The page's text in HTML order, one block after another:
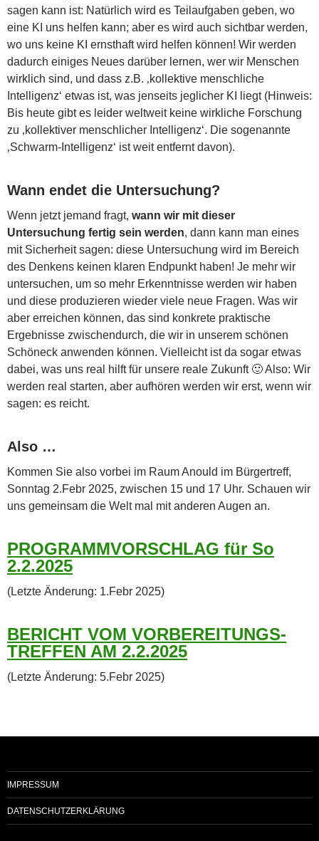
sagen kann ist: Natürlich wird es Teilaufgaben geben, wo
eine KI uns helfen kann; aber es wird auch sichtbar werden,
wo uns keine KI ernsthaft wird helfen können! Wir werden
dadurch einiges Neues darüber lernen, wer wir Menschen
wirklich sind, und dass z.B. ‚kollektive menschliche
Intelligenz‘ etwas ist, was jenseits jeglicher KI liegt (Hinweis:
Bis heute gibt es leider weltweit keine wirkliche Forschung
zu ‚kollektiver menschlicher Intelligenz‘. Die sogenannte
‚Schwarm-Intelligenz‘ ist weit entfernt davon).
Wann endet die Untersuchung?
Wenn jetzt jemand fragt, wann wir mit dieser
Untersuchung fertig sein werden, dann kann man eines
mit Sicherheit sagen: diese Untersuchung wird im Bereich
des Denkens keinen klaren Endpunkt haben! Je mehr wir
untersuchen, um so mehr Erkenntnisse werden wir haben
und diese produzieren wieder viele neue Fragen. Was wir
aber erreichen können, das sind konkrete praktische
Ergebnisse zwischendurch, die wir in unserem schönen
Schöneck anwenden können. Vielleicht ist da sogar etwas
dabei, was uns real hilft für unsere reale Zukunft 🙂 Also: Wir
werden real starten, aber aufhören werden wir erst, wenn wir
sagen: es reicht.
Also …
Kommen Sie also vorbei im Raum Anould im Bürgertreff,
Sonntag 2.Febr 2025, zwischen 15 und 17 Uhr. Schauen wir
uns gemeinsam die Welt mal mit anderen Augen an.
PROGRAMMVORSCHLAG für So
2.2.2025
(Letzte Änderung: 1.Febr 2025)
BERICHT VOM VORBEREITUNGS-
TREFFEN AM 2.2.2025
(Letzte Änderung: 5.Febr 2025)
IMPRESSUM
DATENSCHUTZERKLÄRUNG